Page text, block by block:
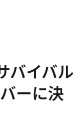
バイバル
ーに決